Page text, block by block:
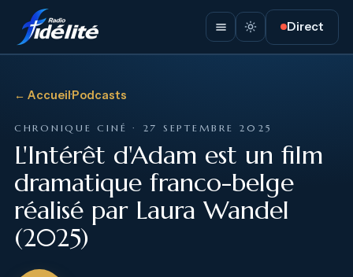
Direct
← Accueil·Podcasts
CHRONIQUE CINÉ · 27 SEPTEMBRE 2025
L'Intérêt d'Adam est un film
dramatique franco-belge
réalisé par Laura Wandel
(2025)